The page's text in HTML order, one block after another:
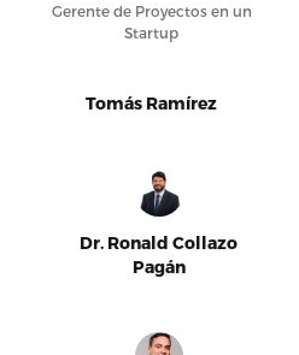
Gerente de Proyectos en un
Startup
Tomás Ramírez
Dr. Ronald Collazo
Pagán